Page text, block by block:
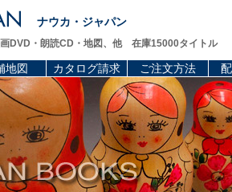
ナウカ・ジャパン
DVD・朗読CD・地図、他 在庫15000タイトル
地図 カタログ請求 ご注文方法